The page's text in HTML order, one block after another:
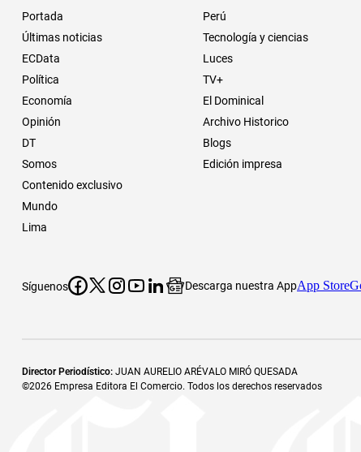
Portada
Últimas noticias
ECData
Política
Economía
Opinión
DT
Somos
Contenido exclusivo
Mundo
Lima
Perú
Tecnología y ciencias
Luces
TV+
El Dominical
Archivo Historico
Blogs
Edición impresa
Síguenos Descarga nuestra AppApp Store
Director Periodístico: JUAN AURELIO ARÉVALO MIRÓ QUESADA
©2026 Empresa Editora El Comercio. Todos los derechos reservados